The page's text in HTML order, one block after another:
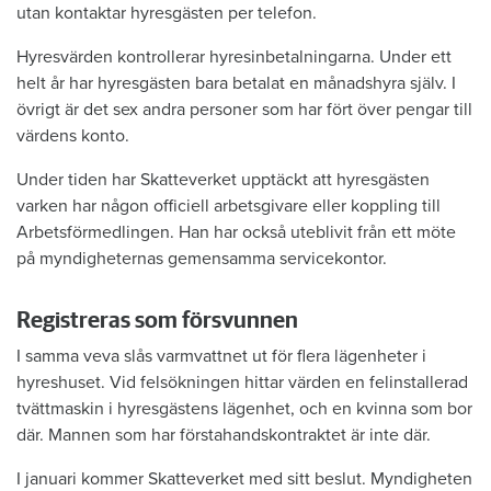
utan kontaktar hyresgästen per telefon.
Hyresvärden kontrollerar hyresinbetalningarna. Under ett
helt år har hyresgästen bara betalat en månadshyra själv. I
övrigt är det sex andra personer som har fört över pengar till
värdens konto.
Under tiden har Skatteverket upptäckt att hyresgästen
varken har någon officiell arbetsgivare eller koppling till
Arbetsförmedlingen. Han har också uteblivit från ett möte
på myndigheternas gemensamma servicekontor.
Registreras som försvunnen
I samma veva slås varmvattnet ut för flera lägenheter i
hyreshuset. Vid felsökningen hittar värden en felinstallerad
tvättmaskin i hyresgästens lägenhet, och en kvinna som bor
där. Mannen som har förstahandskontraktet är inte där.
I januari kommer Skatteverket med sitt beslut. Myndigheten